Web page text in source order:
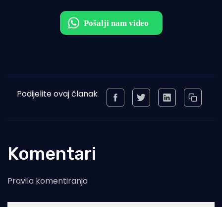
Podijelite ovaj članak
Komentari
Pravila komentiranja